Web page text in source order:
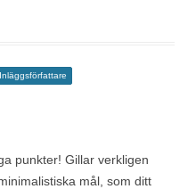
Inläggsförfattare
punkter! Gillar verkligen
mål, som ditt